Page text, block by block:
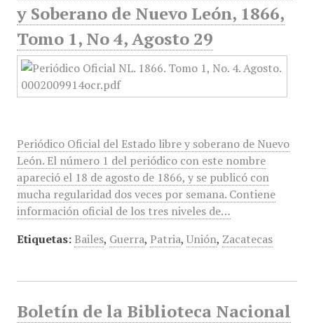
y Soberano de Nuevo León, 1866,
Tomo 1, No 4, Agosto 29
Periódico Oficial del Estado libre y soberano de Nuevo
León. El número 1 del periódico con este nombre
apareció el 18 de agosto de 1866, y se publicó con
mucha regularidad dos veces por semana. Contiene
información oficial de los tres niveles de…
Etiquetas: Bailes, Guerra, Patria, Unión, Zacatecas
Boletín de la Biblioteca Nacional